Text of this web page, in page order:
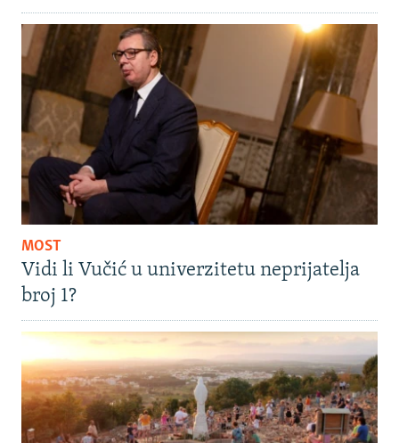
MOST
Vidi li Vučić u univerzitetu neprijatelja
broj 1?